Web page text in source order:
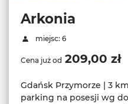
Arkonia
miejsc: 6
Cena już od 209,00 zł
Gdańsk Przymorze | 3
parking na posesji wg